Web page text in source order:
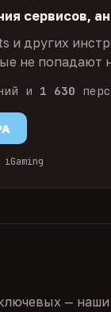
сервисов,
и других
не попадают
и 1 630
—